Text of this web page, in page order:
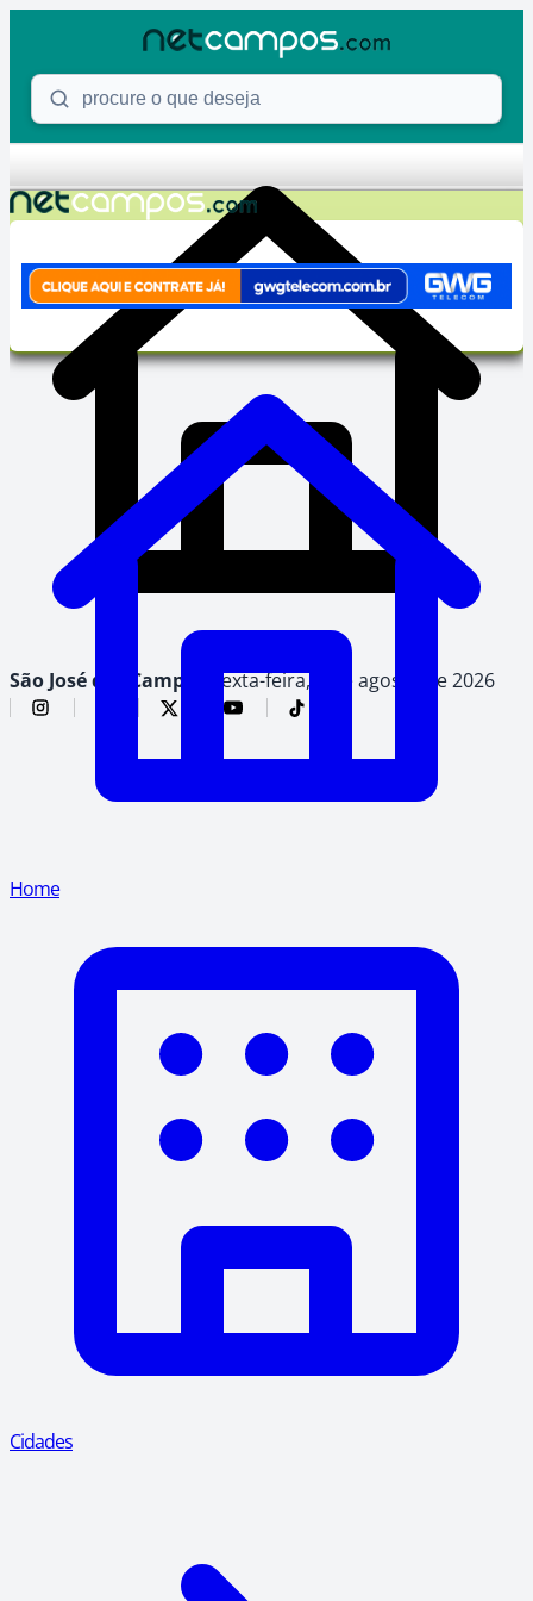
Procure o que deseja
São José dos Campos, sexta-feira, 7 de agosto de 2026
Home
Cidades